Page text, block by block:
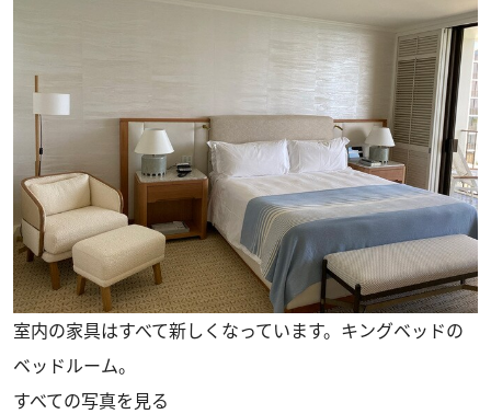
室内の家具はすべて新しくなっています。キングベッドの
ベッドルーム。
すべての写真を見る